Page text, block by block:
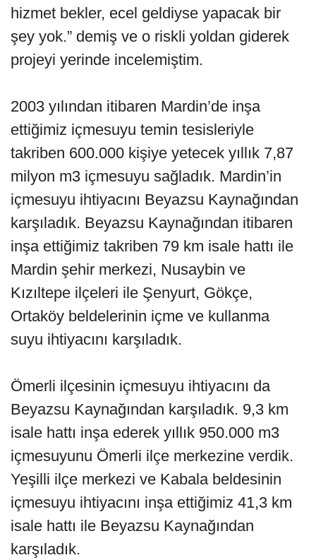
hizmet bekler, ecel geldiyse yapacak bir
şey yok.” demiş ve o riskli yoldan giderek
projeyi yerinde incelemiştim.
2003 yılından itibaren Mardin’de inşa
ettiğimiz içmesuyu temin tesisleriyle
takriben 600.000 kişiye yetecek yıllık 7,87
milyon m3 içmesuyu sağladık. Mardin’in
içmesuyu ihtiyacını Beyazsu Kaynağından
karşıladık. Beyazsu Kaynağından itibaren
inşa ettiğimiz takriben 79 km isale hattı ile
Mardin şehir merkezi, Nusaybin ve
Kızıltepe ilçeleri ile Şenyurt, Gökçe,
Ortaköy beldelerinin içme ve kullanma
suyu ihtiyacını karşıladık.
Ömerli ilçesinin içmesuyu ihtiyacını da
Beyazsu Kaynağından karşıladık. 9,3 km
isale hattı inşa ederek yıllık 950.000 m3
içmesuyunu Ömerli ilçe merkezine verdik.
Yeşilli ilçe merkezi ve Kabala beldesinin
içmesuyu ihtiyacını inşa ettiğimiz 41,3 km
isale hattı ile Beyazsu Kaynağından
karşıladık.